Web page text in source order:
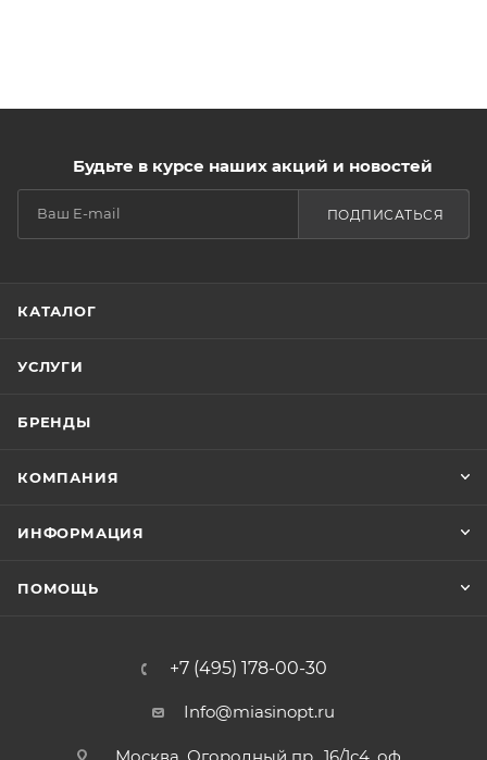
Будьте в курсе наших акций и новостей
ПОДПИСАТЬСЯ
КАТАЛОГ
УСЛУГИ
БРЕНДЫ
КОМПАНИЯ
ИНФОРМАЦИЯ
ПОМОЩЬ
+7 (495) 178-00-30
Info@miasinopt.ru